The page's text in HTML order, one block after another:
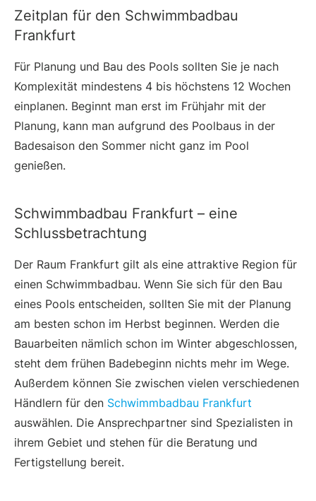
Zeitplan für den Schwimmbadbau
Frankfurt
Für Planung und Bau des Pools sollten Sie je nach
Komplexität mindestens 4 bis höchstens 12 Wochen
einplanen. Beginnt man erst im Frühjahr mit der
Planung, kann man aufgrund des Poolbaus in der
Badesaison den Sommer nicht ganz im Pool
genießen.
Schwimmbadbau Frankfurt – eine
Schlussbetrachtung
Der Raum Frankfurt gilt als eine attraktive Region für
einen Schwimmbadbau. Wenn Sie sich für den Bau
eines Pools entscheiden, sollten Sie mit der Planung
am besten schon im Herbst beginnen. Werden die
Bauarbeiten nämlich schon im Winter abgeschlossen,
steht dem frühen Badebeginn nichts mehr im Wege.
Außerdem können Sie zwischen vielen verschiedenen
Händlern für den Schwimmbadbau Frankfurt
auswählen. Die Ansprechpartner sind Spezialisten in
ihrem Gebiet und stehen für die Beratung und
Fertigstellung bereit.